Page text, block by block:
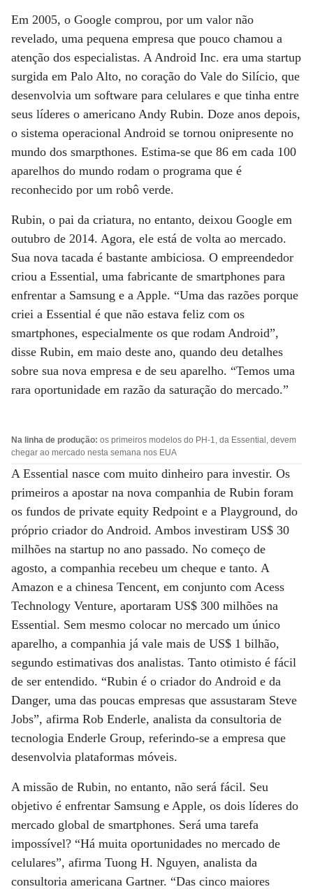
Em 2005, o Google comprou, por um valor não
revelado, uma pequena empresa que pouco chamou a
atenção dos especialistas. A Android Inc. era uma startup
surgida em Palo Alto, no coração do Vale do Silício, que
desenvolvia um software para celulares e que tinha entre
seus líderes o americano Andy Rubin. Doze anos depois,
o sistema operacional Android se tornou onipresente no
mundo dos smarpthones. Estima-se que 86 em cada 100
aparelhos do mundo rodam o programa que é
reconhecido por um robô verde.
Rubin, o pai da criatura, no entanto, deixou Google em
outubro de 2014. Agora, ele está de volta ao mercado.
Sua nova tacada é bastante ambiciosa. O empreendedor
criou a Essential, uma fabricante de smartphones para
enfrentar a Samsung e a Apple. “Uma das razões porque
criei a Essential é que não estava feliz com os
smartphones, especialmente os que rodam Android”,
disse Rubin, em maio deste ano, quando deu detalhes
sobre sua nova empresa e de seu aparelho. “Temos uma
rara oportunidade em razão da saturação do mercado.”
Na linha de produção: os primeiros modelos do PH-1, da Essential, devem
chegar ao mercado nesta semana nos EUA
A Essential nasce com muito dinheiro para investir. Os
primeiros a apostar na nova companhia de Rubin foram
os fundos de private equity Redpoint e a Playground, do
próprio criador do Android. Ambos investiram US$ 30
milhões na startup no ano passado. No começo de
agosto, a companhia recebeu um cheque e tanto. A
Amazon e a chinesa Tencent, em conjunto com Acess
Technology Venture, aportaram US$ 300 milhões na
Essential. Sem mesmo colocar no mercado um único
aparelho, a companhia já vale mais de US$ 1 bilhão,
segundo estimativas dos analistas. Tanto otimisto é fácil
de ser entendido. “Rubin é o criador do Android e da
Danger, uma das poucas empresas que assustaram Steve
Jobs”, afirma Rob Enderle, analista da consultoria de
tecnologia Enderle Group, referindo-se a empresa que
desenvolvia plataformas móveis.
A missão de Rubin, no entanto, não será fácil. Seu
objetivo é enfrentar Samsung e Apple, os dois líderes do
mercado global de smartphones. Será uma tarefa
impossível? “Há muita oportunidades no mercado de
celulares”, afirma Tuong H. Nguyen, analista da
consultoria americana Gartner. “Das cinco maiores